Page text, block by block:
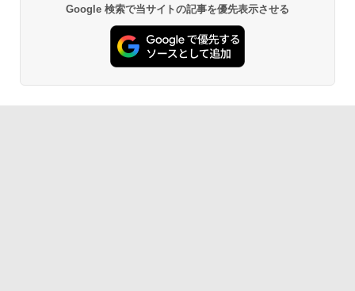
Google 検索で当サイトの記事を優先表示させる